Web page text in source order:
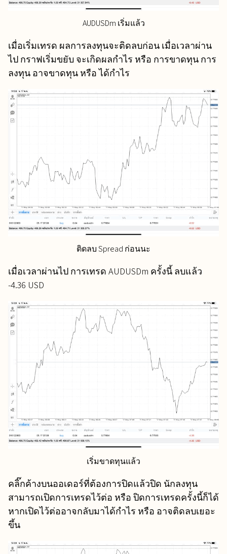
AUDUSDm เริ่มแล้ว
เมื่อเริ่มเทรด ผลการลงทุนจะติดลบก่อน เมื่อเวลาผ่าน
ไป กราฟเริ่มขยับ จะเกิดผลกำไร หรือ การขาดทุน การ
ลงทุน อาจขาดทุน หรือ ได้กำไร
ติดลบ Spread ก่อนนะ
เมื่อเวลาผ่านไป การเทรด AUDUSDm ครั้งนี้ ลบแล้ว
-4.36 USD
เริ่มขาดทุนแล้ว
คลิ๊กค้างบนออเดอร์ที่ต้องการปิดแล้วปิด นักลงทุน
สามารถเปิดการเทรดไว้ต่อ หรือ ปิดการเทรดครั้งนี้ก็ได้
หากเปิดไว้ต่ออาจกลับมาได้กำไร หรือ อาจติดลบเยอะ
ขึ้น